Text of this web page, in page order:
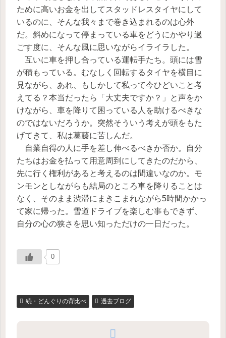
ために高いお金を出してスタッドレスタイヤにして
いるのに、そんな我々まで巻き込まれるのは心外
だ。斜めになって停まっている車をどうにかやり過
ごす度に、そんな風に思いながらイライラした。
互いに車を押し合っている運転手たち。頭には雪
が積もっている。むなしく回転するタイヤを横目に
見ながら、あれ、もしかして私って今ひどいこと考
えてる？本当だったら「大丈夫ですか？」と声をか
けながら、車を降りて困っている人を助けるべきな
のではないだろうか。突然そういう考えが頭をもた
げてきて、私は葛藤に苦しんだ。
自業自得の人に手を差し伸べるべきか否か。自分
たちはお金を払って用意周到にしてきたのだから、
先に行く権利があると考えるのは間違いなのか。モ
ンモンとしながらも結局のところ車を降りることは
なく、そのまま渋滞にまきこまれながら5時間かかっ
て家に帰った。雪道ドライブを楽しむ事もできず、
自分の心の狭さを思い知っただけの一日だった。
0
続・どんぐりの背比べ 過去ブログ